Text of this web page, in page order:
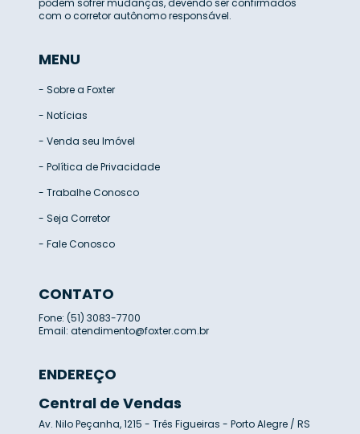
com o corretor autônomo responsável.
MENU
- Sobre a Foxter
- Notícias
- Venda seu Imóvel
- Política de Privacidade
- Trabalhe Conosco
- Seja Corretor
- Fale Conosco
CONTATO
Fone: (51) 3083-7700
Email: atendimento@foxter.com.br
ENDEREÇO
Central de Vendas
Av. Nilo Peçanha, 1215 - Três Figueiras - Porto Alegre / RS